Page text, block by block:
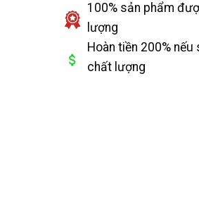
100% sản phẩm
lượng
Hoàn tiền 200%
chất lượng